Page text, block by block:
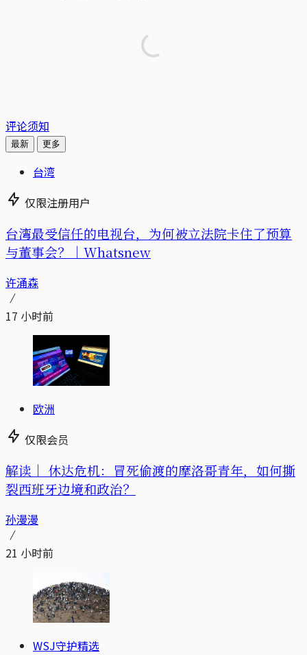
评论须知
最新 更多
台湾
仅限注册用户
台湾最受信任的电视台，为何被立法院卡住了预算
与董事会？｜Whatsnew
许涌森
17 小时前
欧洲
仅限会员
解读｜ 休达危机：冒死偷渡的摩洛哥青年，如何撕
裂西班牙边境和政治？
孙漫漫
21 小时前
WSJ守护精选